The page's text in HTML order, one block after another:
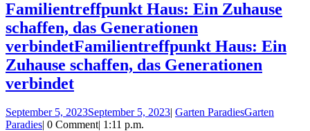
Familientreffpunkt Haus: Ein Zuhause
schaffen, das Generationen
verbindetFamilientreffpunkt Haus: Ein
Zuhause schaffen, das Generationen
verbindet
September 5, 2023September 5, 2023| Garten ParadiesGarten
Paradies| 0 Comment| 1:11 p.m.